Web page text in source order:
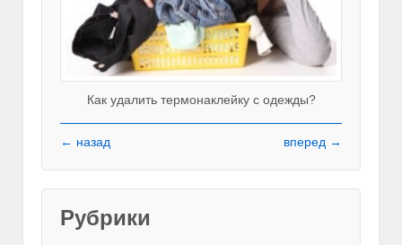
Как удалить термонаклейку с одежды?
← назад вперед →
Рубрики